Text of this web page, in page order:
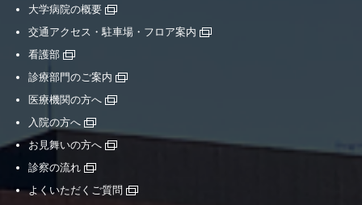
大学病院の概要
交通アクセス・駐車場・フロア案内
看護部
診療部門のご案内
医療機関の方へ
入院の方へ
お見舞いの方へ
診察の流れ
よくいただくご質問